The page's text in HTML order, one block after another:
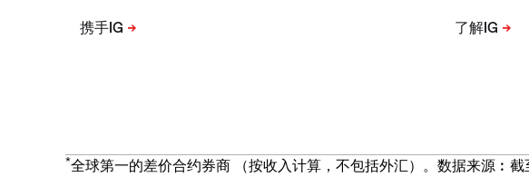
*全球第一的差价合约券商 （按收入计算，不包括外汇）。数据来源︰截